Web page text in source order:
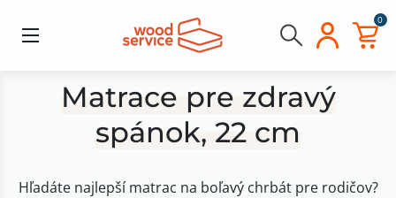
0
Matrace pre zdravý
spánok, 22 cm
Hľadáte najlepší matrac na boľavý chrbát pre rodičov?